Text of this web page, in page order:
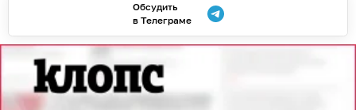
Обсудить
в Телеграме